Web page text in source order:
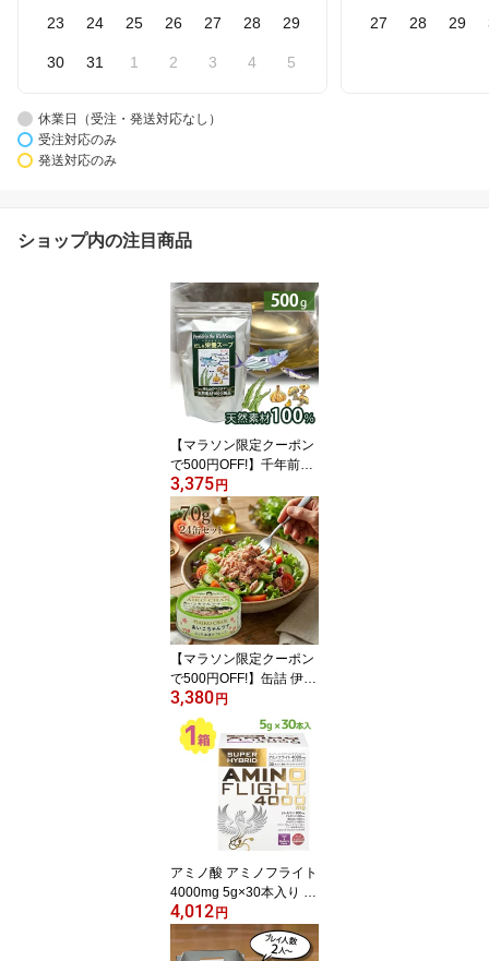
23 24 25 26 27 28 29
30 31 1 2 3 4 5
27 28 29
休業日（受注・発送対応なし）
受注対応のみ
発送対応のみ
ショップ内の注目商品
【マラソン限定クーポン
で500円OFF!】千年前の
食品舎 だし&栄養スープ
500g 無添加 粉末 天然ペ
プチドリップ 国産 和風
出汁 粉末だし
3,375 円
【マラソン限定クーポン
で500円OFF!】缶詰 伊藤
食品 あいこちゃん ツナ
缶 ツナ油漬けフレーク 7
0g×24個セット 缶詰め
ツナ フレーク マグロ ま
ぐろ 備蓄食 長期保存食
3,380 円
アミノ酸 アミノフライト
4000mg 5g×30本入り ア
サイー＆ブルーベリー風
味 顆粒タイプ サプリメ
ント サプリ アミノフラ
4,012 円